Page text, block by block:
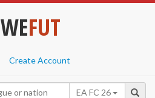
WEFUT
Create Account
EA FC 26